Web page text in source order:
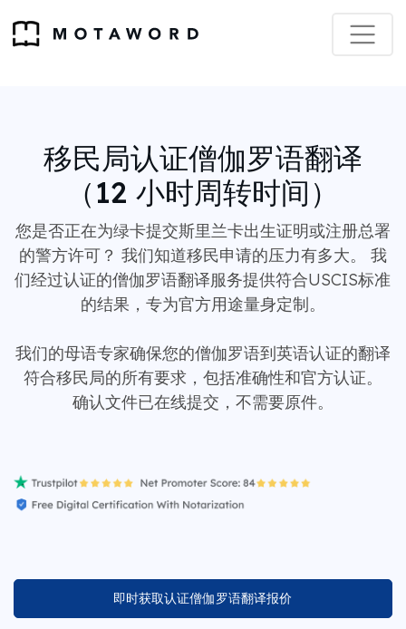
移民局认证僧伽罗语翻译
（12 小时周转时间）
您是否正在为绿卡提交斯里兰卡出生证明或注册总署
的警方许可？ 我们知道移民申请的压力有多大。 我
们经过认证的僧伽罗语翻译服务提供符合USCIS标准
的结果，专为官方用途量身定制。
我们的母语专家确保您的僧伽罗语到英语认证的翻译
符合移民局的所有要求，包括准确性和官方认证。
确认文件已在线提交，不需要原件。
即时获取认证僧伽罗语翻译报价